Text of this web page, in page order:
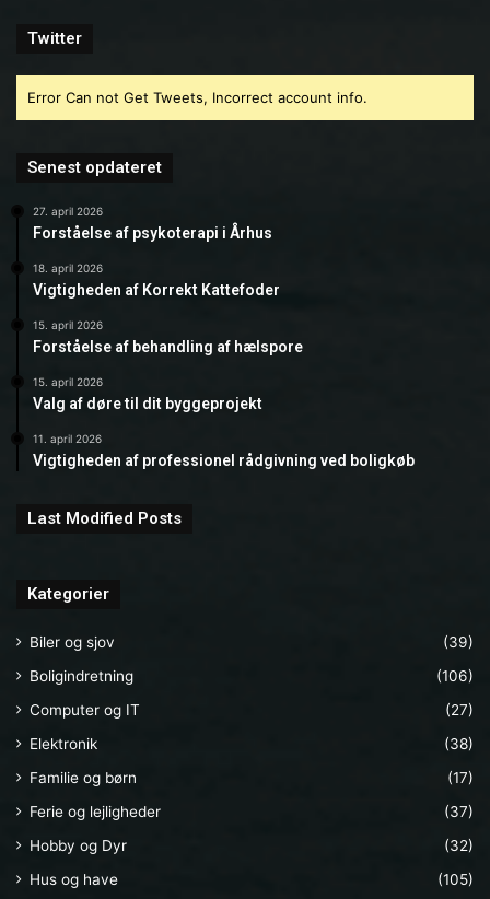
Twitter
Error Can not Get Tweets, Incorrect account info.
Senest opdateret
27. april 2026
Forståelse af psykoterapi i Århus
18. april 2026
Vigtigheden af Korrekt Kattefoder
15. april 2026
Forståelse af behandling af hælspore
15. april 2026
Valg af døre til dit byggeprojekt
11. april 2026
Vigtigheden af professionel rådgivning ved boligkøb
Last Modified Posts
Kategorier
Biler og sjov
(39)
Boligindretning
(106)
Computer og IT
(27)
Elektronik
(38)
Familie og børn
(17)
Ferie og lejligheder
(37)
Hobby og Dyr
(32)
Hus og have
(105)